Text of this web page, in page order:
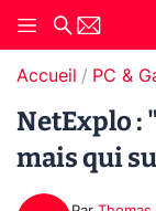
Accueil PC &
NetExplo :
mais qui